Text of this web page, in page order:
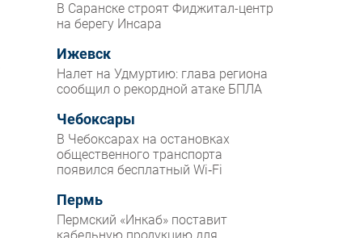
В Саранске строят Фиджитал-центр
на берегу Инсара
Ижевск
Налет на Удмуртию: глава региона
сообщил о рекордной атаке БПЛА
Чебоксары
В Чебоксарах на остановках
общественного транспорта
появился бесплатный Wi‑Fi
Пермь
Пермский «Инкаб» поставит